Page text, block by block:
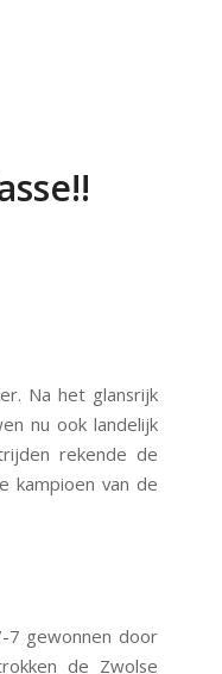
Na het glansrijk
nu ook landelijk
rekende de
kampioen van de
gewonnen door
de Zwolse